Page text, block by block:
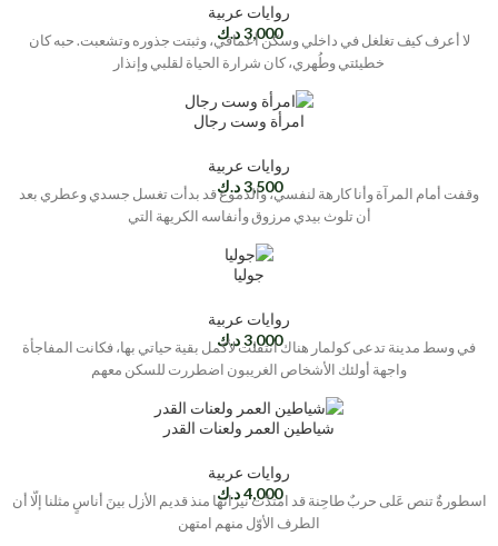
روايات عربية
3,000 د.ك
لا أعرف كيف تغلغل في داخلي وسكن أعماقي، وثبتت جذوره وتشعبت. حبه كان
خطيئتي وطُهري، كان شرارة الحياة لقلبي وإنذار
امرأة وست رجال
روايات عربية
3,500 د.ك
وقفت أمام المرآة وأنا كارهة لنفسي، والدموع قد بدأت تغسل جسدي وعطري بعد
أن تلوث بيدي مرزوق وأنفاسه الكريهة التي
جوليا
روايات عربية
3,000 د.ك
في وسط مدينة تدعى كولمار هناك انتقلت لأكمل بقية حياتي بها، فكانت المفاجأة
واجهة أولئك الأشخاص الغريبون اضطررت للسكن معهم
شياطين العمر ولعنات القدر
روايات عربية
4,000 د.ك
اسطورةٌ تنص عَلى حربٌ طاحِنة قد امتدّت نيرانها منذ قديم الأزل بينَ أناسٍ مثلنا إلّا أن
الطرف الأوّل منهم امتهن